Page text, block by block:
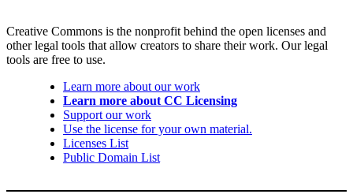
Creative Commons is the nonprofit behind the open licenses and
other legal tools that allow creators to share their work. Our legal
tools are free to use.
Learn more about our work
Learn more about CC Licensing
Support our work
Use the license for your own material.
Licenses List
Public Domain List